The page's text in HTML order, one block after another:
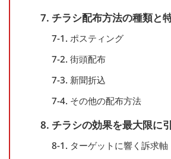
7. チラシ配布方法の種類と
7-1. ポスティング
7-2. 街頭配布
7-3. 新聞折込
7-4. その他の配布方法
8. チラシの効果を最大限に
8-1. ターゲットに響く訴求軸